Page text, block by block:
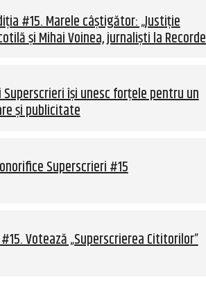
#15. Marele câștigător: „Justiție
și Mihai Voinea, jurnaliști la
Superscrieri își unesc forțele pentru un
și publicitate
Superscrieri #15
Votează „Superscrierea Cititorilor”